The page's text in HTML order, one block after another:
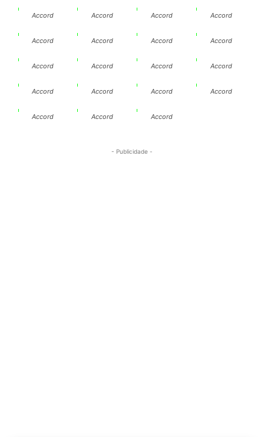
Accord Accord Accord Accord
Accord Accord Accord Accord
Accord Accord Accord Accord
Accord Accord Accord Accord
Accord Accord Accord
- Publicidade -